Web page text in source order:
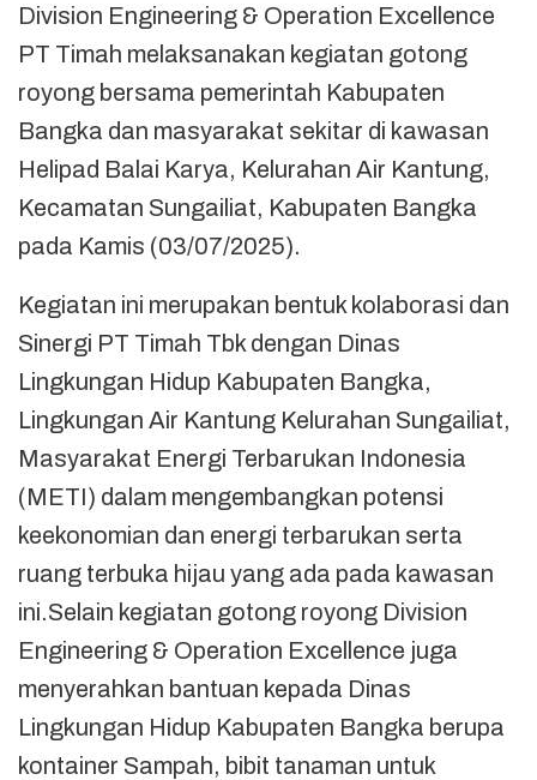
Division Engineering & Operation Excellence
PT Timah melaksanakan kegiatan gotong
royong bersama pemerintah Kabupaten
Bangka dan masyarakat sekitar di kawasan
Helipad Balai Karya, Kelurahan Air Kantung,
Kecamatan Sungailiat, Kabupaten Bangka
pada Kamis (03/07/2025).
Kegiatan ini merupakan bentuk kolaborasi dan
Sinergi PT Timah Tbk dengan Dinas
Lingkungan Hidup Kabupaten Bangka,
Lingkungan Air Kantung Kelurahan Sungailiat,
Masyarakat Energi Terbarukan Indonesia
(METI) dalam mengembangkan potensi
keekonomian dan energi terbarukan serta
ruang terbuka hijau yang ada pada kawasan
ini.Selain kegiatan gotong royong Division
Engineering & Operation Excellence juga
menyerahkan bantuan kepada Dinas
Lingkungan Hidup Kabupaten Bangka berupa
kontainer Sampah, bibit tanaman untuk